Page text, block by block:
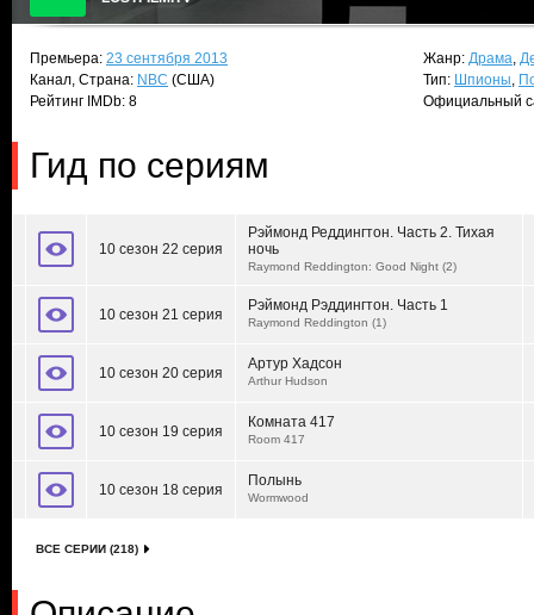
Премьера: 23 сентября 2013
Канал, Страна: NBC (США)
Рейтинг IMDb: 8
Жанр: Драма,
Тип: Шпионы,
Официальный
Гид по сериям
10 сезон 22 серия
Рэймонд Реддингтон. Часть 2. Тихая
ночь
Raymond Reddington: Good Night (2)
10 сезон 21 серия
Рэймонд Рэддингтон. Часть 1
Raymond Reddington (1)
10 сезон 20 серия
Артур Хадсон
Arthur Hudson
10 сезон 19 серия
Комната 417
Room 417
10 сезон 18 серия
Полынь
Wormwood
ВСЕ СЕРИИ (218)